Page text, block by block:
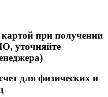
при получении
уточняйте
для физических и